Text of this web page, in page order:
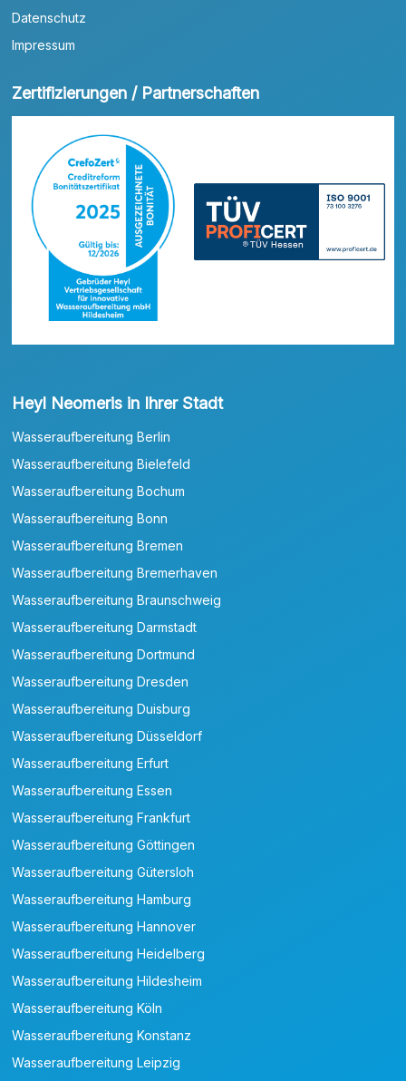
Datenschutz
Impressum
Zertifizierungen / Partnerschaften
Heyl Neomeris in Ihrer Stadt
Wasseraufbereitung Berlin
Wasseraufbereitung Bielefeld
Wasseraufbereitung Bochum
Wasseraufbereitung Bonn
Wasseraufbereitung Bremen
Wasseraufbereitung Bremerhaven
Wasseraufbereitung Braunschweig
Wasseraufbereitung Darmstadt
Wasseraufbereitung Dortmund
Wasseraufbereitung Dresden
Wasseraufbereitung Duisburg
Wasseraufbereitung Düsseldorf
Wasseraufbereitung Erfurt
Wasseraufbereitung Essen
Wasseraufbereitung Frankfurt
Wasseraufbereitung Göttingen
Wasseraufbereitung Gütersloh
Wasseraufbereitung Hamburg
Wasseraufbereitung Hannover
Wasseraufbereitung Heidelberg
Wasseraufbereitung Hildesheim
Wasseraufbereitung Köln
Wasseraufbereitung Konstanz
Wasseraufbereitung Leipzig